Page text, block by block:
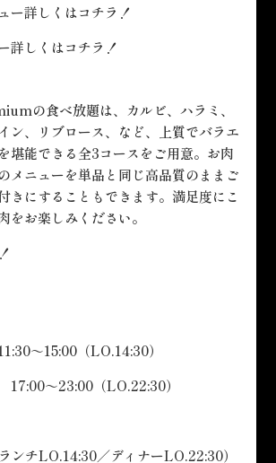
ー詳しくはコチラ！
詳しくはコチラ！
の食べ放題は、カルビ、ハラミ、
ン、リブロース、など、上質でバラエ
堪能できる全3コースをご用意。お肉
メニューを単品と同じ高品質のままご
きにすることもできます。満足度にこ
をお楽しみください。
～15:00（LO.14:30）
～23:00（LO.22:30）
ンチLO.14:30／ディナーLO.22:30）